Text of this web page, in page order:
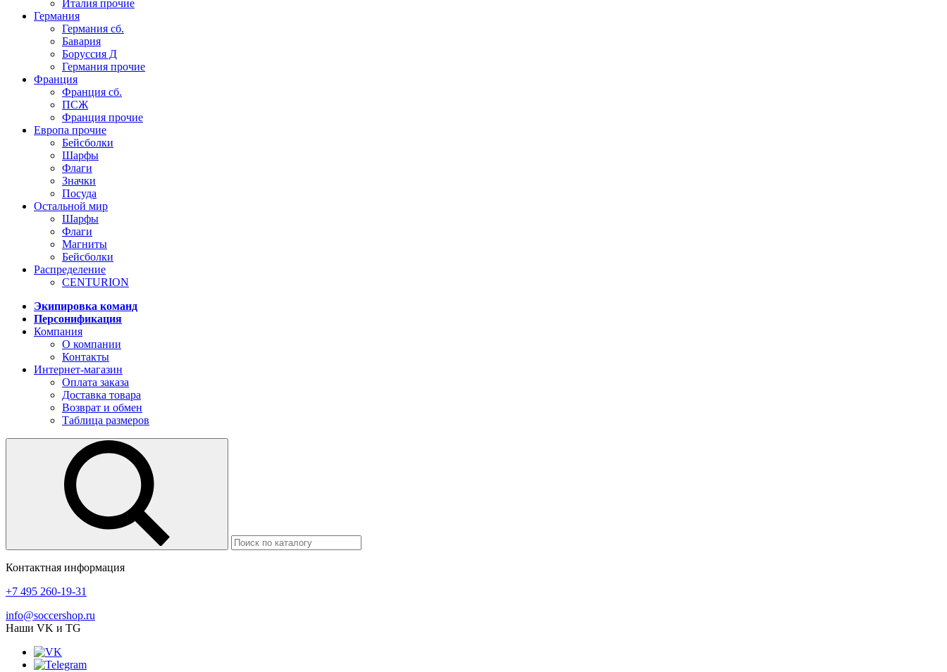
Италия прочие
Германия
Германия сб.
Бавария
Боруссия Д
Германия прочие
Франция
Франция сб.
ПСЖ
Франция прочие
Европа прочие
Бейсболки
Шарфы
Флаги
Значки
Посуда
Остальной мир
Шарфы
Флаги
Магниты
Бейсболки
Распределение
CENTURION
Экипировка команд
Персонификация
Компания
О компании
Контакты
Интернет-магазин
Оплата заказа
Доставка товара
Возврат и обмен
Таблица размеров
Контактная информация
+7 495 260-19-31
info@soccershop.ru
Наши VK и TG